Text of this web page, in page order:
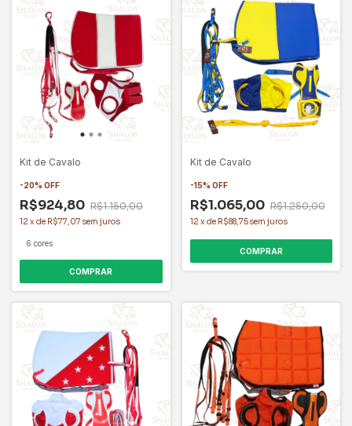
Kit de Cavalo
-20% OFF
R$924,80 R$1.150,00
12 xde R$77,07 sem juros
6 cores
COMPRAR
Kit de Cavalo
-15% OFF
R$1.065,00 R$1.250,00
12 xde R$88,75sem juros
COMPRAR